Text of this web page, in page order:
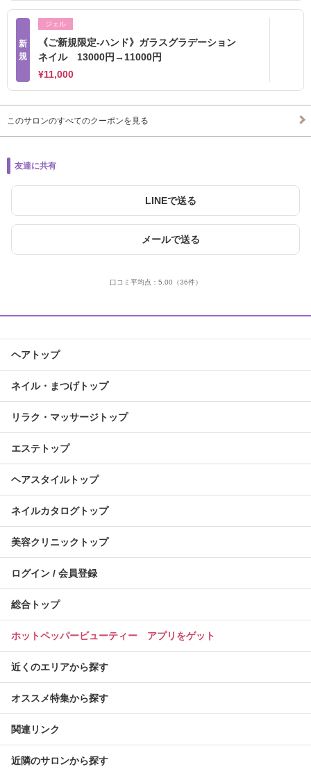
新
規
ジェル
《ご新規限定-ハンド》ガラスグラデーション
ネイル 13000円→11000円
¥11,000
このサロンのすべてのクーポンを見る
友達に共有
LINEで送る
メールで送る
口コミ平均点： 5.00 （36件）
ヘアトップ
ネイル・まつげトップ
リラク・マッサージトップ
エステトップ
ヘアスタイルトップ
ネイルカタログトップ
美容クリニックトップ
ログイン / 会員登録
総合トップ
ホットペッパービューティー アプリをゲット
近くのエリアから探す
オススメ特集から探す
関連リンク
近隣のサロンから探す